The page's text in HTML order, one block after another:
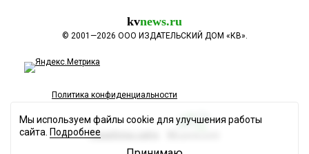
kvnews.ru
© 2001—2026 ООО ИЗДАТЕЛЬСКИЙ ДОМ «КВ».
Политика конфиденциальности
Разработка сайта
Мы используем файлы cookie для улучшения работы
сайта. Подробнее